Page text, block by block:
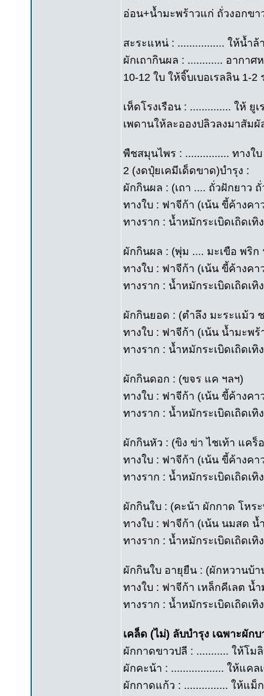
อ่อน+น้ำมะพร้าวแก่ ถั่วงอกข
สะระแหน่ : ................ ให้น้ำ
ผักเถากินผล : ............ อากา
10-12 ใบ ให้จิ๊บเบอเรลลิน 1-
เห็ดโรงเรือน : .............. ให้
เพดานให้ละอองปลิวลงมาสัมผั
พืชสมุนไพร : ............... ทางใ
2 (งดปุ๋ยเคมีเด็ดขาด)บำรุง :
ผักกินผล : (เถา .... ถั่วฝักยาว
ทางใบ : ฟาจีก้า (เน้น ขี้ค้างค
ทางราก : น้ำหมักระเบิดเถิดเ
ผักกินผล : (พุ่ม .... มะเขือ พริก
ทางใบ : ฟาจีก้า (เน้น ขี้ค้างค
ทางราก : น้ำหมักระเบิดเถิดเทิ
ผักกินยอด : (ตำลึง มะระแม้ว
ทางใบ : ฟาจีก้า (เน้น น้ำมะพ
ทางราก : น้ำหมักระเบิดเถิดเทิ
ผักกินดอก : (ขจร แค ฯลฯ)
ทางใบ : ฟาจีก้า (เน้น ขี้ค้างคา
ทางราก : น้ำหมักระเบิดเถิดเทิ
ผักกินหัว : (ขิง ข่า ไชเท้า แคร็
ทางใบ : ฟาจีก้า (เน้น ขี้ค้างคา
ทางราก : น้ำหมักระเบิดเถิดเทิ
ผักกินใบ : (คะน้า ผักกาด โหร
ทางใบ : ฟาจีก้า (เน้น นมสด
ทางราก : น้ำหมักระเบิดเถิดเทิ
ผักกินใบ อายุยืน : (ผักหวานบ้
ทางใบ : ฟาจีก้า เหล็กคีเลต น้
ทางราก : น้ำหมักระเบิดเถิดเทิ
เคล็ด (ไม่) ลับบำรุง เฉพาะผัก
ผักกาดขาวปลี : ........... ให้โ
ผักคะน้า : .................. ให้แค
ผักกาดแก้ว : ............... ให้แม็